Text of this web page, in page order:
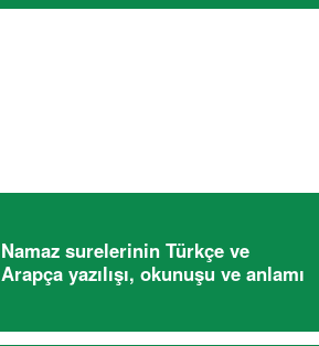
Namaz surelerinin Türkçe ve
Arapça yazılışı, okunuşu ve anlamı